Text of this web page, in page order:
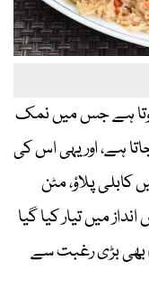
ہوتا ہے جس میں نمک
ہے، اور یہی اس کی
پلاؤ، مٹن
میں تیار کیا گیا
بھی بڑی رغبت سے